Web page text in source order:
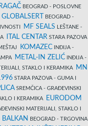
BEOGRAD - POSLOVNE
GLOBALSERT
BEOGRAD -
MF SEALS LEŠTANE -
ITAL CENTAR STARA PAZOVA
KOMAZEC INĐIJA -
METAL-IN ZELIĆ INĐIJA -
STAKLO I KERAMIKA
MN
STARA PAZOVA - GUMA I
SREMČICA - GRAĐEVINSKI
I KERAMIKA
EURODOM
MATERIJALI, STAKLO I
BALKAN
BEOGRAD - TRGOVINA